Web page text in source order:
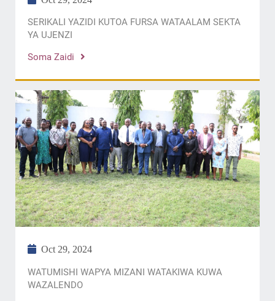
SERIKALI YAZIDI KUTOA FURSA WATAALAM SEKTA
YA UJENZI
Soma Zaidi
Oct 29, 2024
WATUMISHI WAPYA MIZANI WATAKIWA KUWA
WAZALENDO